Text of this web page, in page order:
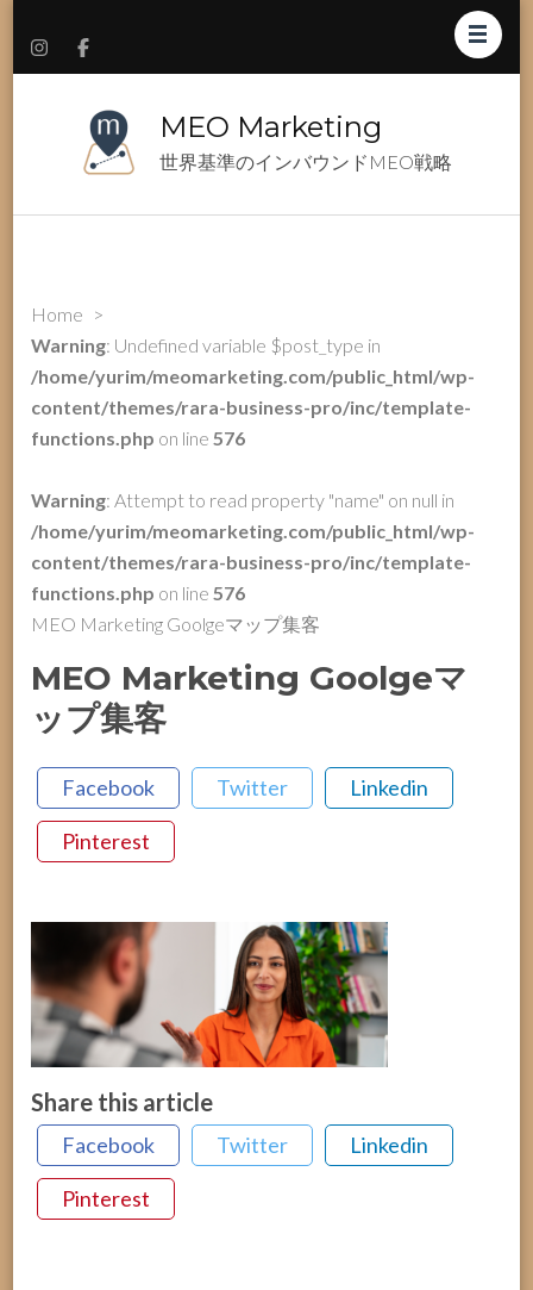
MEO Marketing
世界基準のインバウンドMEO戦略
Home >
Warning: Undefined variable $post_type in
/home/yurim/meomarketing.com/public_html/wp-
content/themes/rara-business-pro/inc/template-
functions.php on line576
Warning: Attempt to read property "name" on null in
/home/yurim/meomarketing.com/public_html/wp-
content/themes/rara-business-pro/inc/template-
functions.php on line576
MEO Marketing Goolgeマップ集客
MEO Marketing Goolgeマ
ップ集客
Facebook Twitter Linkedin
Pinterest
Share this article
Facebook Twitter Linkedin
Pinterest